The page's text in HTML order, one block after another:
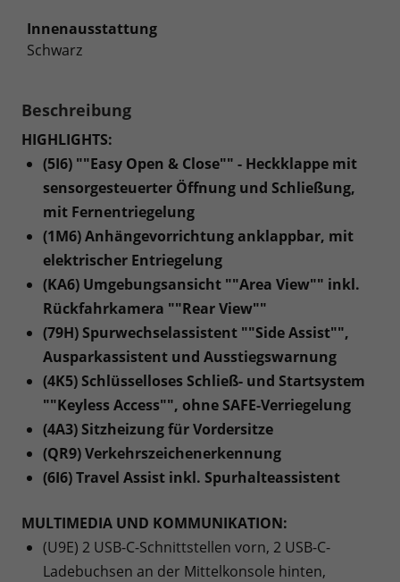
Innenausstattung
Schwarz
Beschreibung
HIGHLIGHTS:
(5I6) ""Easy Open & Close"" - Heckklappe mit
sensorgesteuerter Öffnung und Schließung,
mit Fernentriegelung
(1M6) Anhängevorrichtung anklappbar, mit
elektrischer Entriegelung
(KA6) Umgebungsansicht ""Area View"" inkl.
Rückfahrkamera ""Rear View""
(79H) Spurwechselassistent ""Side Assist"",
Ausparkassistent und Ausstiegswarnung
(4K5) Schlüsselloses Schließ- und Startsystem
""Keyless Access"", ohne SAFE-Verriegelung
(4A3) Sitzheizung für Vordersitze
(QR9) Verkehrszeichenerkennung
(6I6) Travel Assist inkl. Spurhalteassistent
MULTIMEDIA UND KOMMUNIKATION:
(U9E) 2 USB-C-Schnittstellen vorn, 2 USB-C-
Ladebuchsen an der Mittelkonsole hinten,